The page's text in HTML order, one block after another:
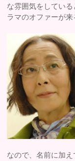
な雰囲気をしてい
ラマのオファーが来
なので、名前に加